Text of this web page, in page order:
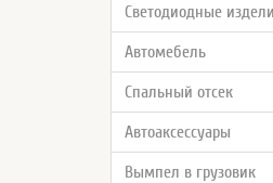
Светодиодные
Автомебель
Спальный отсек
Автоаксессуары
Вымпел в грузовик